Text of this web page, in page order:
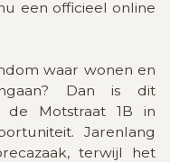
een officieel online
waar wonen en
Dan is dit
de Motstraat 1B in
Jarenlang
terwijl het